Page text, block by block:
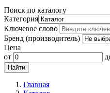
Поиск по каталогу
Категория
Ключевое слово
Бренд (производитель)
Цена
от
Главная